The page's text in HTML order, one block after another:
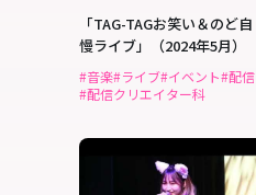
「TAG-TAGお笑い＆のど自
慢ライブ」（2024年5月）
#音楽#ライブ#イベント#配信
#配信クリエイター科